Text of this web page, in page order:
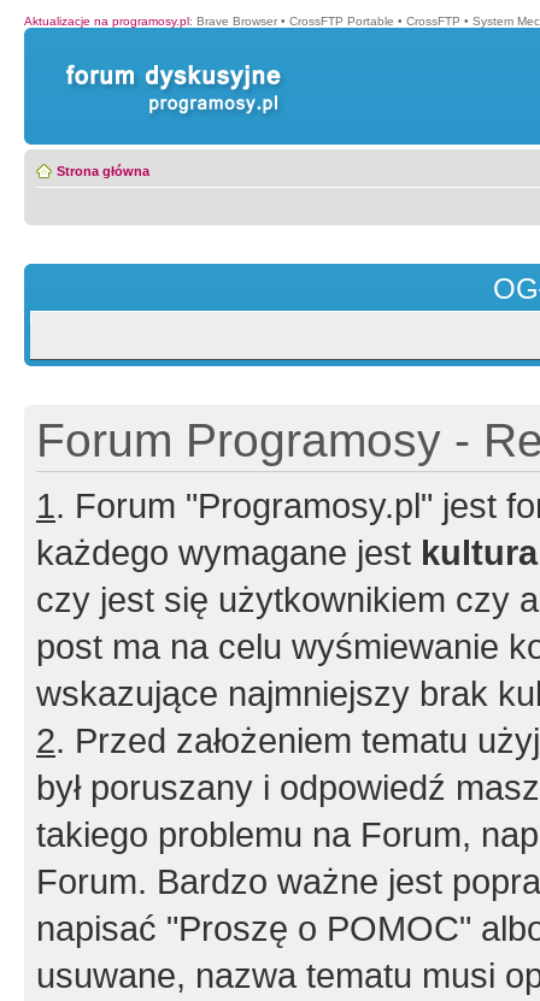
Aktualizacje na programosy.pl: Brave Browser • CrossFTP Portable • CrossFTP • System
Strona główna
Forum Programosy -
1. Forum "Programosy.pl" jest
każdego wymagane jest
czy jest się użytkownikiem czy
post ma na celu wyśmiewanie
wskazujące najmniejszy brak
2. Przed założeniem tematu
był poruszany i odpowiedź
takiego problemu na Forum,
Forum. Bardzo ważne jest
napisać "Proszę o POMOC"
usuwane, nazwa tematu musi